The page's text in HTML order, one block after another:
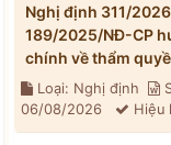
Nghị định 311/
189/2025/NĐ-CP
chính về thẩm
Loại: Nghị định
06/08/2026
Hiệu